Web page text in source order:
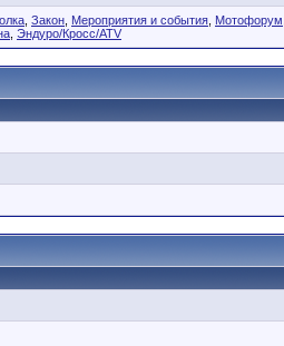
Закон Мероприятия и события Мотофорум
Эндуро/Кросс/ATV